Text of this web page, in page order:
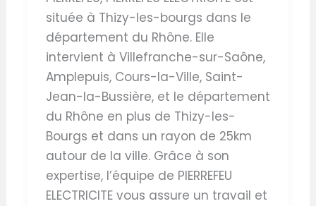
située à Thizy-les-bourgs dans le
département du Rhône. Elle
intervient à Villefranche-sur-Saône,
Amplepuis, Cours-la-Ville, Saint-
Jean-la-Bussière, et le département
du Rhône en plus de Thizy-les-
Bourgs et dans un rayon de 25km
autour de la ville. Grâce à son
expertise, l’équipe de PIERREFEU
ELECTRICITE vous assure un travail et